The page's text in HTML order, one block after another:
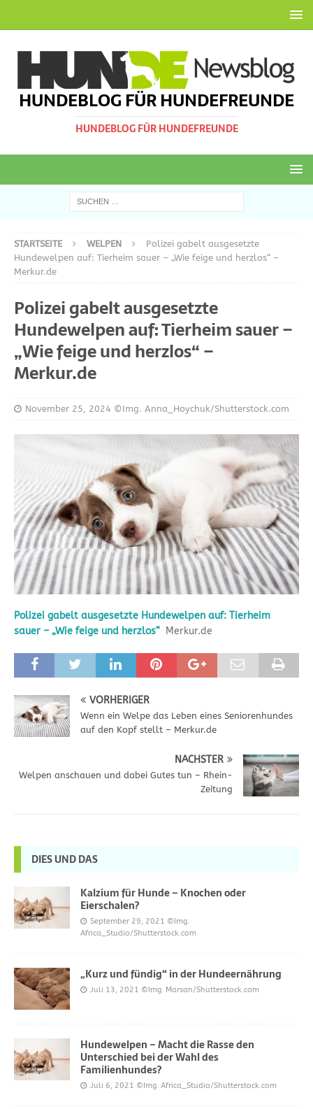
HUNDEBLOG FÜR HUNDEFREUNDE
HUNDEBLOG FÜR HUNDEFREUNDE
STARTSEITE WELPEN
Polizei gabelt ausgesetzte
Hundewelpen auf: Tierheim sauer – „Wie feige und herzlos“ –
Merkur.de
Polizei gabelt ausgesetzte
Hundewelpen auf: Tierheim sauer –
„Wie feige und herzlos“ –
Merkur.de
November 25, 2024 ©Img. Anna_Hoychuk/Shutterstock.com
Polizei gabelt ausgesetzte Hundewelpen auf: Tierheim
sauer – „Wie feige und herzlos“ Merkur.de
VORHERIGER
Wenn ein Welpe das Leben eines Seniorenhundes
auf den Kopf stellt – Merkur.de
NÄCHSTER
Welpen anschauen und dabei Gutes tun – Rhein-
Zeitung
DIES UND DAS
Kalzium für Hunde – Knochen oder
Eierschalen?
September 29, 2021 ©Img.
Africa_Studio/Shutterstock.com
„Kurz und fündig“ in der Hundeernährung
Juli 13, 2021 ©Img. Marsan/Shutterstock.com
Hundewelpen – Macht die Rasse den
Unterschied bei der Wahl des
Familienhundes?
Juli 6, 2021 ©Img. Africa_Studio/Shutterstock.com